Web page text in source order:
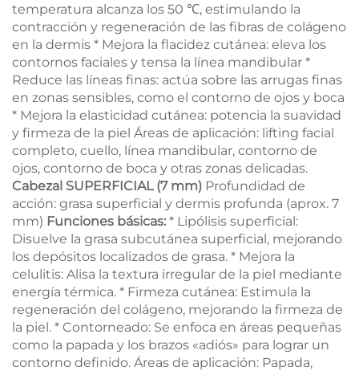
temperatura alcanza los 50 ℃, estimulando la
contracción y regeneración de las fibras de colágeno
en la dermis * Mejora la flacidez cutánea: eleva los
contornos faciales y tensa la línea mandibular *
Reduce las líneas finas: actúa sobre las arrugas finas
en zonas sensibles, como el contorno de ojos y boca
* Mejora la elasticidad cutánea: potencia la suavidad
y firmeza de la piel Áreas de aplicación: lifting facial
completo, cuello, línea mandibular, contorno de
ojos, contorno de boca y otras zonas delicadas.
Cabezal SUPERFICIAL (7 mm) Profundidad de
acción: grasa superficial y dermis profunda (aprox. 7
mm) Funciones básicas: * Lipólisis superficial:
Disuelve la grasa subcutánea superficial, mejorando
los depósitos localizados de grasa. * Mejora la
celulitis: Alisa la textura irregular de la piel mediante
energía térmica. * Firmeza cutánea: Estimula la
regeneración del colágeno, mejorando la firmeza de
la piel. * Contorneado: Se enfoca en áreas pequeñas
como la papada y los brazos «adiós» para lograr un
contorno definido. Áreas de aplicación: Papada,